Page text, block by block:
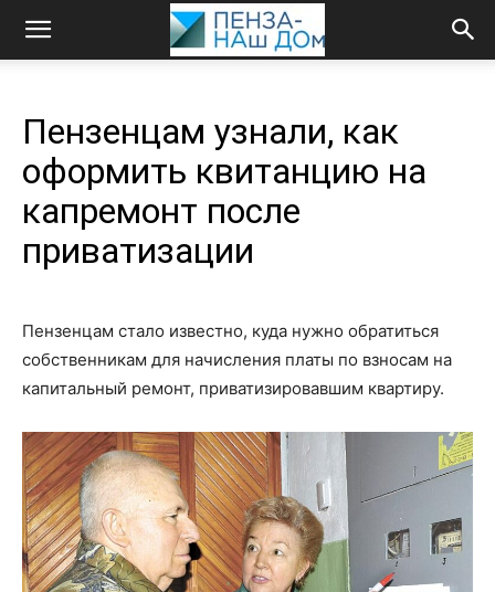
Пензенцам узнали, как
оформить квитанцию на
капремонт после
приватизации
Пензенцам стало известно, куда нужно обратиться
собственникам для начисления платы по взносам на
капитальный ремонт, приватизировавшим квартиру.